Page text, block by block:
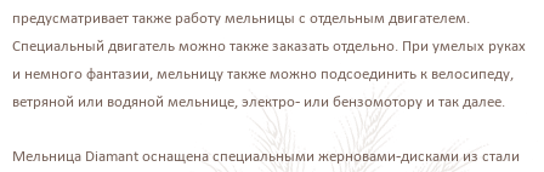
предусматривает также работу мельницы с отдельным двигателем.
Специальный двигатель можно также заказать отдельно. При умелых руках
и немного фантазии, мельницу также можно подсоединить к велосипеду,
ветряной или водяной мельнице, электро- или бензомотору и так далее.
Мельница Diamant оснащена специальными жерновами-дисками из стали